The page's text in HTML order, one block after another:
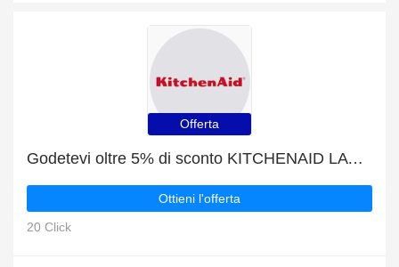
Offerta
Godetevi oltre 5% di sconto KITCHENAID LAVASTOVIGLIE A INCASSO KIF 5O41 PLETGS ora
Ottieni l'offerta
20 Click